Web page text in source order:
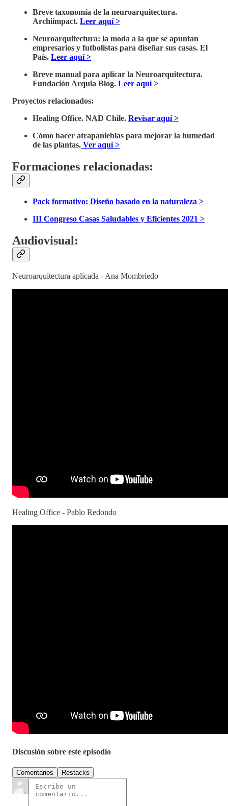
Breve taxonomía de la neuroarquitectura.
Archiimpact. Leer aquí >
Neuroarquitectura: la moda a la que se apuntan
empresarios y futbolistas para diseñar sus casas. El
País. Leer aquí >
Breve manual para aplicar la Neuroarquitectura.
Fundación Arquia Blog. Leer aquí >
Proyectos relacionados:
Healing Office. NAD Chile. Revisar aquí >
Cómo hacer atrapanieblas para mejorar la humedad
de las plantas. Ver aquí >
Formaciones relacionadas:
Pack formativo: Diseño basado en la naturaleza >
III Congreso Casas Saludables y Eficientes 2021 >
Audiovisual:
Neuroarquitectura aplicada - Ana Mombriedo
Healing Office - Pablo Redondo
Discusión sobre este episodio
Comentarios Restacks